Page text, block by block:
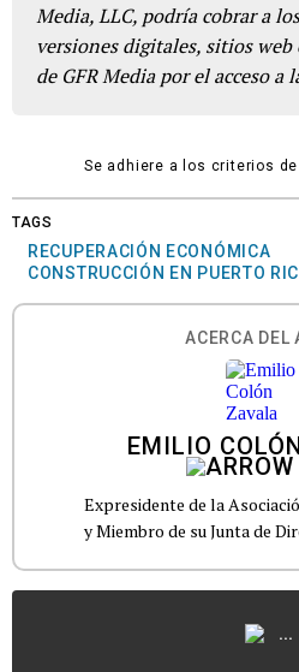
Media, LLC, podría cobrar a
versiones digitales, sitios
de GFR Media por el acceso a
Se adhiere a los criterios de
TAGS
RECUPERACIÓN ECONÓMICA
CONSTRUCCIÓN EN PUERTO
ACERCA DEL
EMILIO
Expresidente de la
y Miembro de su Junta de
...